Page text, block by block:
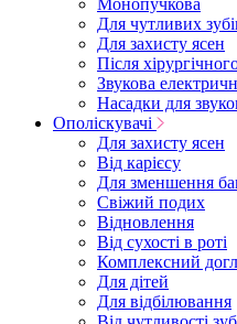
Монопучкова
Для чутливих
Для захисту ясен
Після
Звукова
Насадки для
Ополіскувачі
Для захисту ясен
Від карієсу
Для зменшення
Свіжий подих
Відновлення
Від сухості в роті
Комплексний
Для дітей
Для відбілювання